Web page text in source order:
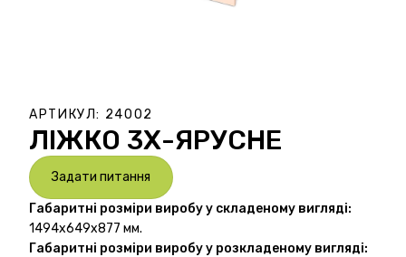
АРТИКУЛ: 24002
ЛІЖКО 3Х-ЯРУСНЕ
Задати питання
Габаритні розміри виробу у складеному вигляді:
1494х649х877 мм.
Габаритні розміри виробу у розкладеному вигляді: